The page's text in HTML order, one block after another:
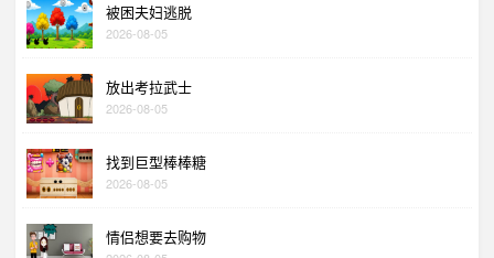
被困夫妇逃脱
2026-08-05
放出考拉武士
2026-08-05
找到巨型棒棒糖
2026-08-05
情侣想要去购物